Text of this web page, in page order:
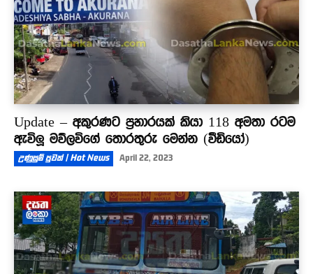
Update – අකුරණට ප්‍රහාරයක් කියා 118 අමතා රටම
ඇවිලූ මව්ලවිගේ තොරතුරු මෙන්න (වීඩියෝ)
උණුසුම් පුවත් | Hot News April 22, 2023